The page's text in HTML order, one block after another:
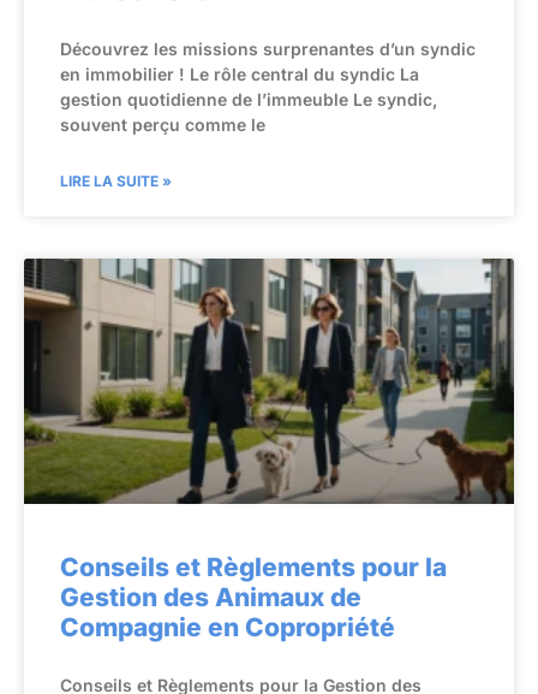
Découvrez les missions surprenantes d’un syndic
en immobilier ! Le rôle central du syndic La
gestion quotidienne de l’immeuble Le syndic,
souvent perçu comme le
LIRE LA SUITE »
Conseils et Règlements pour la
Gestion des Animaux de
Compagnie en Copropriété
Conseils et Règlements pour la Gestion des